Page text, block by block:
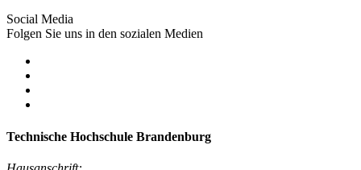
Social Media
Folgen Sie uns in den sozialen Medien
Technische Hochschule Brandenburg